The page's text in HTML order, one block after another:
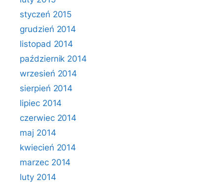
styczeń 2015
grudzień 2014
listopad 2014
październik 2014
wrzesień 2014
sierpień 2014
lipiec 2014
czerwiec 2014
maj 2014
kwiecień 2014
marzec 2014
luty 2014